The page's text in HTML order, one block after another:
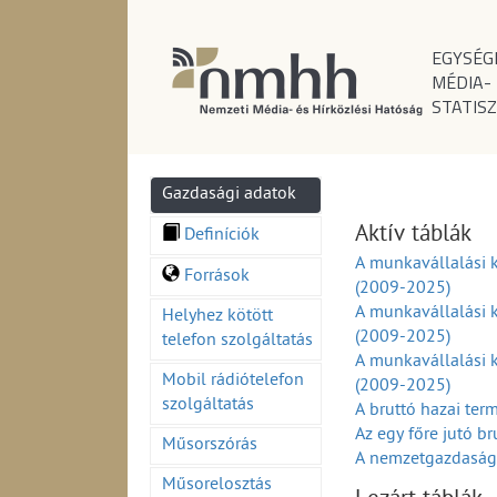
MÉDIA-
Gazdasági adatok
Definíciók
Források
Helyhez kötött
telefon szolgáltatás
Mobil rádiótelefon
szolgáltatás
Műsorszórás
Műsorelosztás
Aktív táblák
A munkavállalási
(2009-2025)
A munkavállalási
(2009-2025)
A munkavállalási
(2009-2025)
A bruttó hazai
Az egy főre jutó
A
A